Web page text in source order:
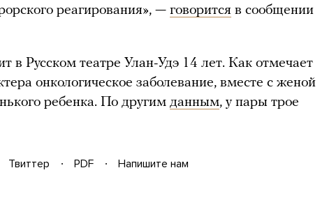
реагирования», — говорится в сообщении
в Русском театре Улан-Удэ 14 лет. Как отмечает
онкологическое заболевание, вместе с женой
ребенка. По другим данным, у пары трое
Твиттер PDF
Напишите нам